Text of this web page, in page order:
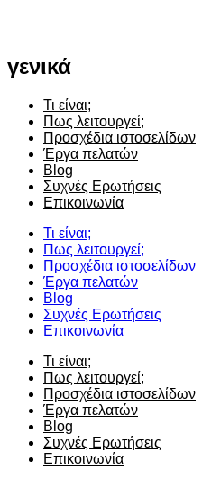
γενικά
Τι είναι;
Πως λειτουργεί;
Προσχέδια ιστοσελίδων
Έργα πελατών
Blog
Συχνές Ερωτήσεις
Επικοινωνία
Τι είναι;
Πως λειτουργεί;
Προσχέδια ιστοσελίδων
Έργα πελατών
Blog
Συχνές Ερωτήσεις
Επικοινωνία
Τι είναι;
Πως λειτουργεί;
Προσχέδια ιστοσελίδων
Έργα πελατών
Blog
Συχνές Ερωτήσεις
Επικοινωνία